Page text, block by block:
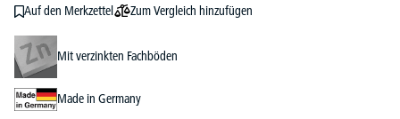
Auf den Merkzettel Zum Vergleich hinzufügen
Mit verzinkten Fachböden
Made in Germany